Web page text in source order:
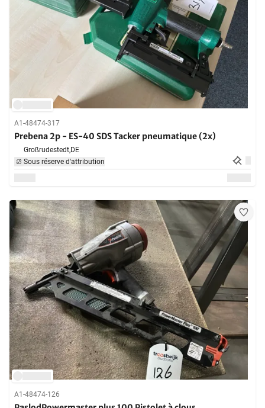
A1-48474-317
Prebena 2p - ES-40 SDS Tacker pneumatique (2x)
Großrudestedt,DE
Sous réserve d'attribution
A1-48474-126